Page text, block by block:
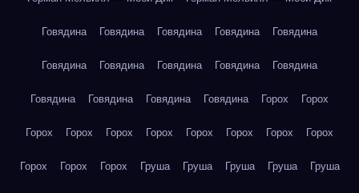
Говядина Говядина Говядина Говядина Говядина
Говядина Говядина Говядина Говядина Говядина
Говядина Говядина Говядина Говядина Горох Горох
Горох Горох Горох Горох Горох Горох Горох Горох
Горох Горох Горох Груша Груша Груша Груша Груша